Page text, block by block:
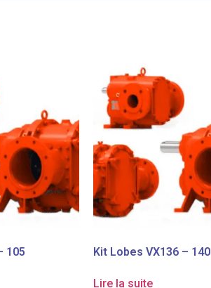
105 Kit Lobes VX136 – 140
Lire la suite